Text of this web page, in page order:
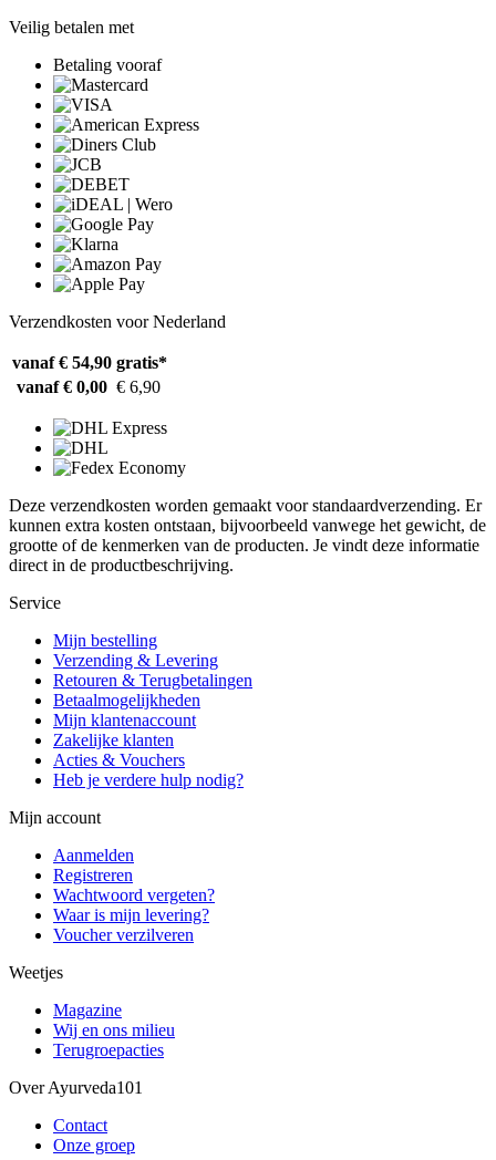
Veilig betalen met
Betaling vooraf
Verzendkosten voor Nederland
vanaf € 54,90 gratis*
vanaf € 0,00 € 6,90
Deze verzendkosten worden gemaakt voor standaardverzending. Er
kunnen extra kosten ontstaan, bijvoorbeeld vanwege het gewicht, de
grootte of de kenmerken van de producten. Je vindt deze informatie
direct in de productbeschrijving.
Service
Mijn bestelling
Verzending & Levering
Retouren & Terugbetalingen
Betaalmogelijkheden
Mijn klantenaccount
Zakelijke klanten
Acties & Vouchers
Heb je verdere hulp nodig?
Mijn account
Aanmelden
Registreren
Wachtwoord vergeten?
Waar is mijn levering?
Voucher verzilveren
Weetjes
Magazine
Wij en ons milieu
Terugroepacties
Over Ayurveda101
Contact
Onze groep